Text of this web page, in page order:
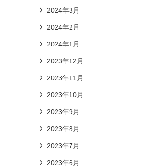
2024年3月
2024年2月
2024年1月
2023年12月
2023年11月
2023年10月
2023年9月
2023年8月
2023年7月
2023年6月